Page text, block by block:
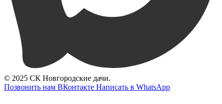
© 2025 СК Новгородские дачи.
Позвонить нам ВКонтакте Написать в WhatsApp